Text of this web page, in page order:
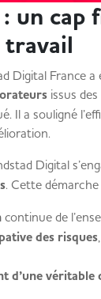
un cap
travail
Digital France
issus
Il a souligné
Digital
. Cette
continue de
des risques
d’une